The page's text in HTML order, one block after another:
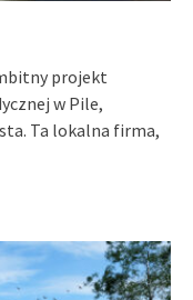
projekt
w Pile,
Ta lokalna firma,